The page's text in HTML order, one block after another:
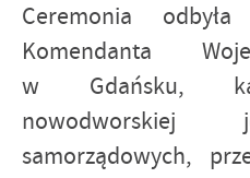
Ceremonia
Komendanta
w Gdańsku,
nowodworskiej
samorządowych,